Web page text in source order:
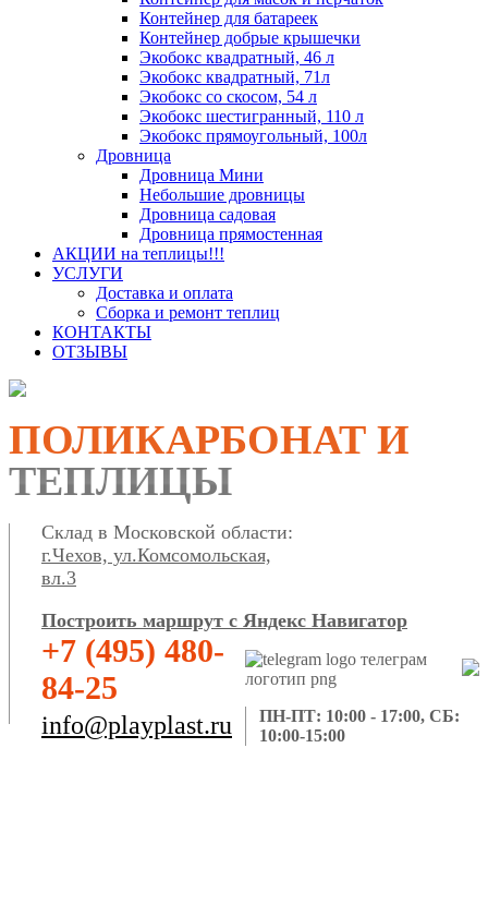
Контейнер для батареек
Контейнер добрые крышечки
Экобокс квадратный, 46 л
Экобокс квадратный, 71л
Экобокс со скосом, 54 л
Экобокс шестигранный, 110 л
Экобокс прямоугольный, 100л
Дровница
Дровница Мини
Небольшие дровницы
Дровница садовая
Дровница прямостенная
АКЦИИ на теплицы!!!
УСЛУГИ
Доставка и оплата
Сборка и ремонт теплиц
КОНТАКТЫ
ОТЗЫВЫ
ПОЛИКАРБОНАТ И
ТЕПЛИЦЫ
Склад в Московской области:
г.Чехов, ул.Комсомольская,
вл.3
Построить маршрут с Яндекс Навигатор
+7 (495) 480-
84-25
info@playplast.ru
ПН-ПТ: 10:00 - 17:00, СБ:
10:00-15:00